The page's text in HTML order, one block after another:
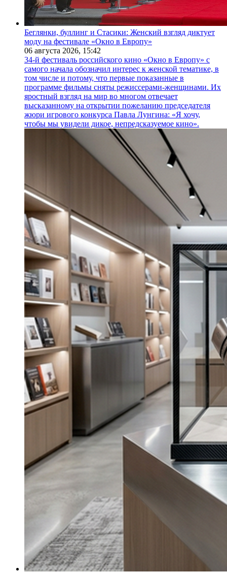
Беглянки, буллинг и Стасики: Женский взгляд диктует
моду на фестивале «Окно в Европу»
06 августа 2026, 15:42
34-й фестиваль российского кино «Окно в Европу» с
самого начала обозначил интерес к женской тематике, в
том числе и потому, что первые показанные в
программе фильмы сняты режиссерами-женщинами. Их
яростный взгляд на мир во многом отвечает
высказанному на открытии пожеланию председателя
жюри игрового конкурса Павла Лунгина: «Я хочу,
чтобы мы увидели дикое, непредсказуемое кино».